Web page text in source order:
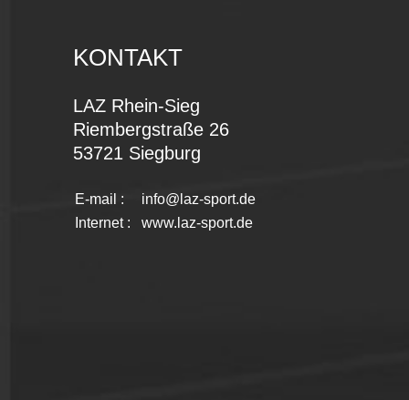
KONTAKT
LAZ Rhein-Sieg
Riembergstraße 26
53721 Siegburg
E-mail :
info@laz-sport.de
Internet :
www.laz-sport.de